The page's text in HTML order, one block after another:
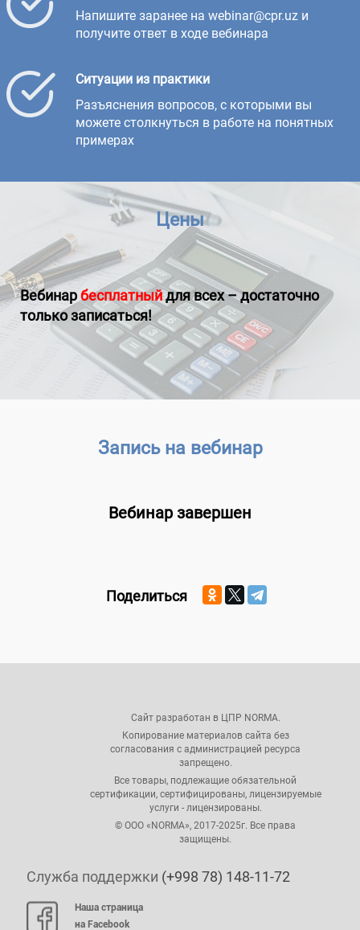
Напишите заранее на webinar@cpr.uz и
получите ответ в ходе вебинара
Ситуации из практики
Разъяснения вопросов, с которыми вы
можете столкнуться в работе на понятных
примерах
Цены
Вебинарбесплатныйдля всех – достаточно
только записаться!
Запись на вебинар
Вебинар завершен
Поделиться
Сайт разработан в ЦПР NORMA.
Копирование материалов сайта без
согласования с администрацией ресурса
запрещено.
Все товары, подлежащие обязательной
сертификации, сертифицированы, лицензируемые
услуги - лицензированы.
© ООО «NORMA», 2017-2025г. Все права
защищены.
Служба поддержки (+998 78) 148-11-72
Наша страница
на Facebook